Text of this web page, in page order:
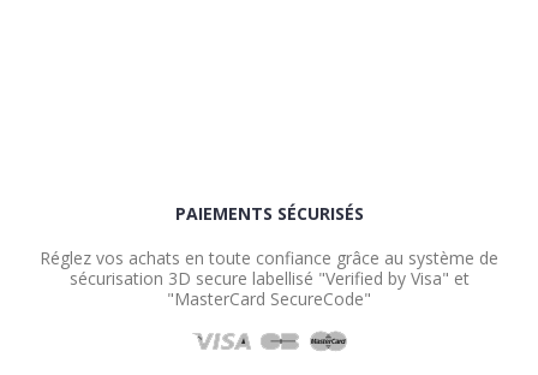
PAIEMENTS SÉCURISÉS
Réglez vos achats en toute confiance grâce au système de
sécurisation 3D secure labellisé "Verified by Visa" et
"MasterCard SecureCode"